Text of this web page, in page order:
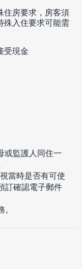
住房要求，房客須
殊入住要求可能需
受現金
或監護人同住一
當時是否有可使
訂確認電子郵件